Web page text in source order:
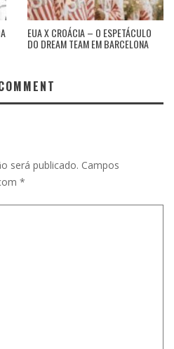
EUA X CROÁCIA – O ESPETÁCULO
DO DREAM TEAM EM BARCELONA
será publicado. Campos
*